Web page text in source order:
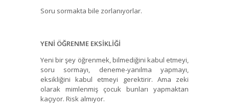
Soru sormakta bile zorlanıyorlar.
YENİ ÖĞRENME EKSİKLİĞİ
Yeni bir şey öğrenmek, bilmediğini kabul etmeyi,
soru sormayı, deneme-yanılma yapmayı,
eksikliğini kabul etmeyi gerektirir. Ama zeki
olarak mimlenmiş çocuk bunları yapmaktan
kaçıyor. Risk almıyor.